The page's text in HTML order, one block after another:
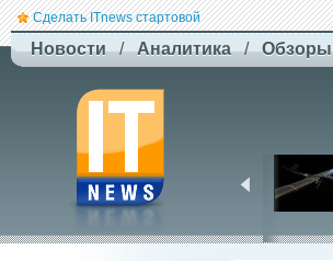
Сделать ITnews стартовой
Новости / Аналитика / Обзоры
Charger - ефективна
автомобільна зарядка
вашої станції